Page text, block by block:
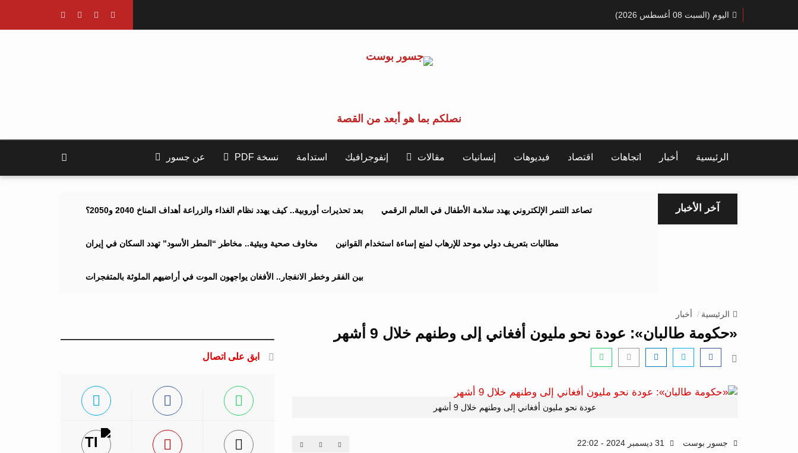
اليوم (السبت 08 أغسطس 2026)
نصلكم بما هو أبعد من القصة
الرئيسية أخبار اتجاهات اقتصاد فيديوهات إنسانيات مقالات إنفوجرافيك استدامة نسخة PDF عن جسور
آخر الأخبار بعد تحذيرات أوروبية.. كيف يهدد نظام الغذاء والزراعة أهداف المناخ 2040 و2050؟ تصاعد التنمر الإلكتروني يهدد سلامة الأطفال في العالم الرقمي
مخاوف صحية وبيئية.. مخاطر “المطر الأسود” تهدد السكان في إيران مطالبات بتعريف دولي موحد للإرهاب لمنع إساءة استخدام القوانين
بين الفقر وخطر الانفجار.. الأفغان يواجهون الموت في أراضيهم الملوثة بالمتفجرات
الرئيسية أخبار
«حكومة طالبان»: عودة نحو مليون أفغاني إلى وطنهم خلال 9 أشهر
عودة نحو مليون أفغاني إلى وطنهم خلال 9 أشهر
جسور بوست
ابق على اتصال